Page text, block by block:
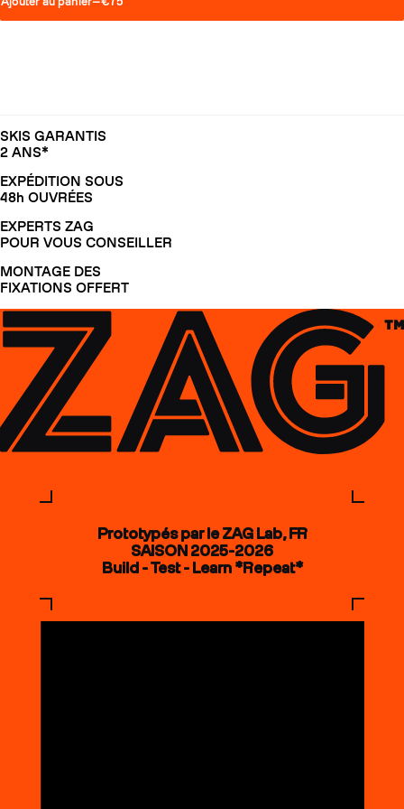
SKIS GARANTIS
2 ANS*
EXPÉDITION SOUS
48h OUVRÉES
EXPERTS ZAG
POUR VOUS CONSEILLER
MONTAGE DES
FIXATIONS OFFERT
Prototypés par le ZAG Lab, FR
SAISON 2025-2026
Build - Test - Learn *Repeat*